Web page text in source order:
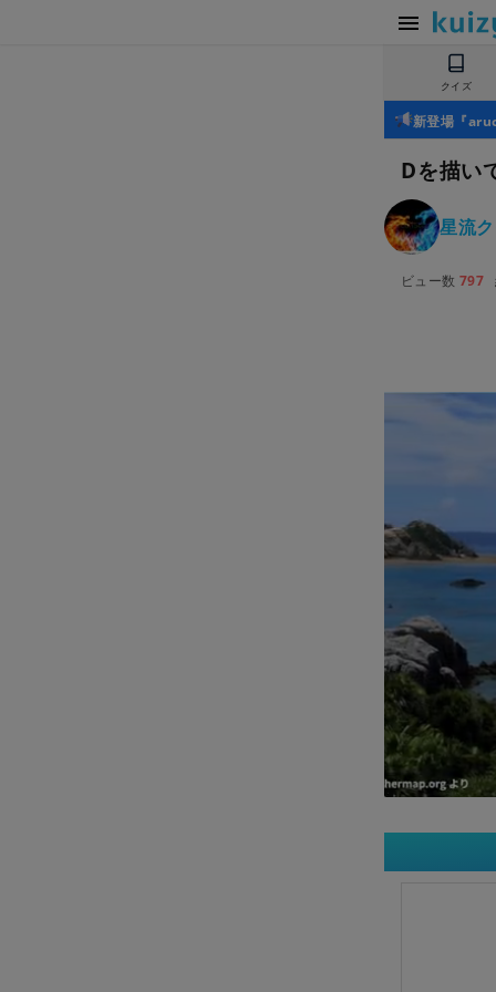
クイズ
新登場『
Dを描い
星流
ビュー数 797